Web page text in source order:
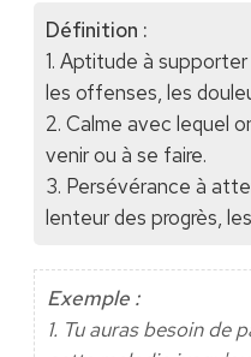
Définition :
1. Aptitude à
les offenses, les
2. Calme avec lequel
venir ou à se faire.
3. Persévérance à
lenteur des progrès,
Exemple :
1. Tu auras besoin de